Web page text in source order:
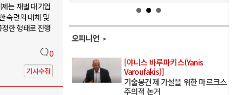
는 재벌 대기업
숙련의 대체 및
한 형태로 진행
0
기사수정
오피니언
[야니스 바루파키스(Yanis
Varoufakis)]
기술봉건제 가설을 위한 마르크스
주의적 논거